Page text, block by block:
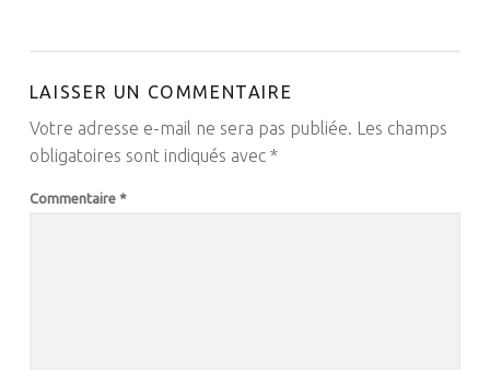
LAISSER UN COMMENTAIRE
Votre adresse e-mail ne sera pas publiée.
Les champs
obligatoires sont indiqués avec *
Commentaire *